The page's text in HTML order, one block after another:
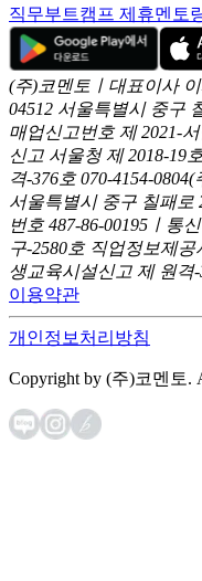
직무부트캠프 제휴멘토
(주)코멘토ㅣ대표이사
04512 서울특별시 중구
매업신고번호 제 2021-
신고 서울청 제 2018-19
격-376호 070-4154-0804(
서울특별시 중구 칠패로
번호 487-86-00195ㅣ통
구-2580호 직업정보제공
생교육시설신고 제 원격-
이용약관
개인정보처리방침
Copyright by (주)코멘토.